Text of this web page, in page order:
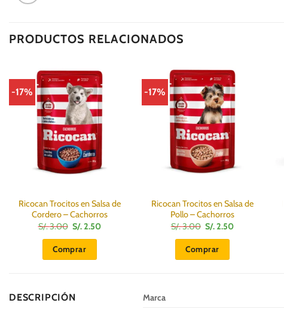
PRODUCTOS RELACIONADOS
-17%
Ricocan Trocitos en Salsa de
Cordero – Cachorros
S/.3.00 El
precio
original
era:
S/.
S/.2.50El
Comprar
-17%
Ricocan Trocitos en Salsa de
Pollo – Cachorros
S/.3.00 El
precio
original
era:
S/.
S/.2.50El
Comprar
DESCRIPCIÓN Marca